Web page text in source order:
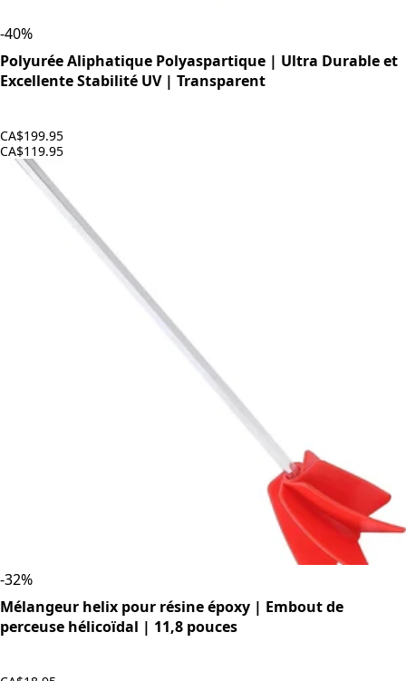
-40%
Polyurée Aliphatique Polyaspartique | Ultra Durable et
Excellente Stabilité UV | Transparent
CA$199.95
CA$119.95
-32%
Mélangeur helix pour résine époxy | Embout de
perceuse hélicoïdal | 11,8 pouces